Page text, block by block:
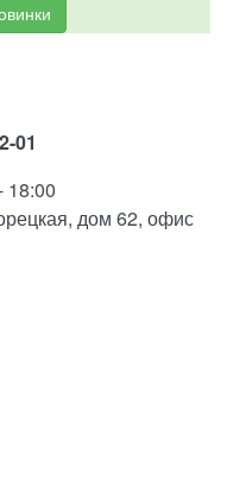
01
18:00
дом 62, офис